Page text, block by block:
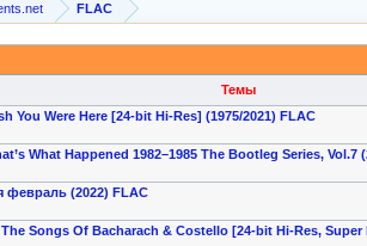
FLAC
Темы
You Were Here [24-bit Hi-Res] (1975/2021) FLAC
What Happened 1982–1985 The Bootleg Series, Vol.7
февраль (2022) FLAC
Songs Of Bacharach & Costello [24-bit Hi-Res, Super